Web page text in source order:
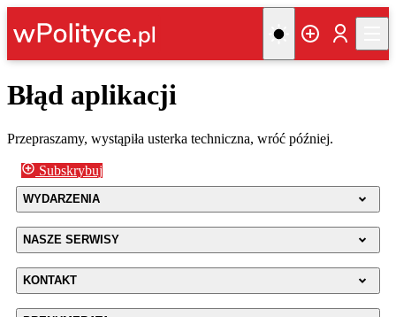
Błąd aplikacji
Przepraszamy, wystąpiła usterka techniczna, wróć później.
Subskrybuj
WYDARZENIA
NASZE SERWISY
KONTAKT